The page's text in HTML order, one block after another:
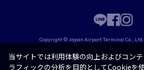
Copyright © Japan Airport Terminal Co.,
当サイトでは利用体験の向上およびコン
ラフィックの分析を目的としてCookieを